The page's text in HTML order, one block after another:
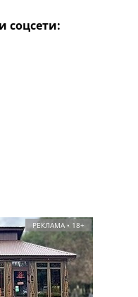
соцсети:
РЕКЛАМА • 18+